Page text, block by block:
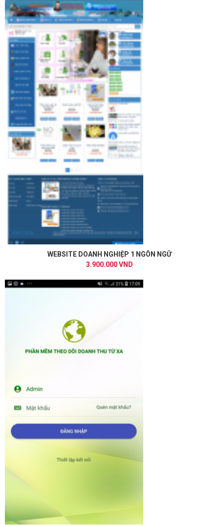
WEBSITE DOANH NGHIỆP 1 NGÔN NGỮ
3.900.000 VND